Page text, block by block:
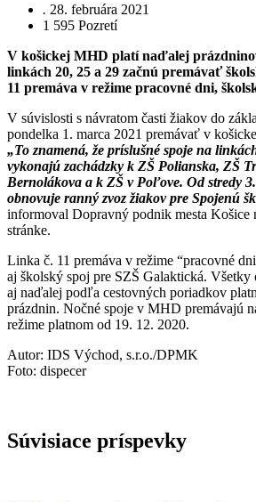
. 28. februára 2021
1 595 Pozretí
V košickej MHD platí naďalej
linkách 20, 25 a 29 začnú premávať
11 premáva v režime pracovné dni,
V súvislosti s návratom časti žiakov do
pondelka 1. marca 2021 premávať v
„To znamená, že príslušné spoje na
vykonajú zachádzky k ZŠ Polianska, ZŠ
Bernolákova a k ZŠ v Poľove. Od stredy
obnovuje ranný zvoz žiakov pre Spojenú
informoval Dopravný podnik mesta Košice
stránke.
Linka č. 11 premáva v režime “pracovné
aj školský spoj pre SZŠ Galaktická. Všetky
aj naďalej podľa cestovných poriadkov
prázdnin. Nočné spoje v MHD premávajú
režime platnom od 19. 12. 2020.
Autor: IDS Východ, s.r.o./DPMK
Foto: dispecer
Súvisiace príspevky